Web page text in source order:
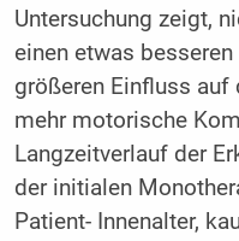
Untersuchung zeigt,
einen etwas
größeren Einfluss auf
mehr motorische
Langzeitverlauf der
der initialen
Patient­- Inn­enalter,